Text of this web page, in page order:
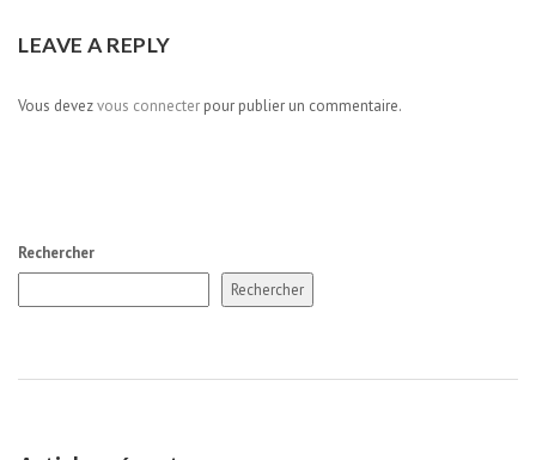
LEAVE A REPLY
Vous devezvous connecter pour publier un commentaire.
Rechercher
Rechercher